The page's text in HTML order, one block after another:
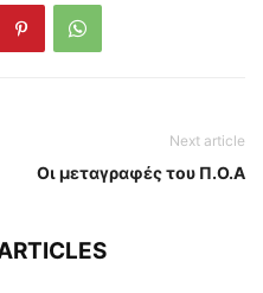
Next article
Οι μεταγραφές του Π.Ο.Α